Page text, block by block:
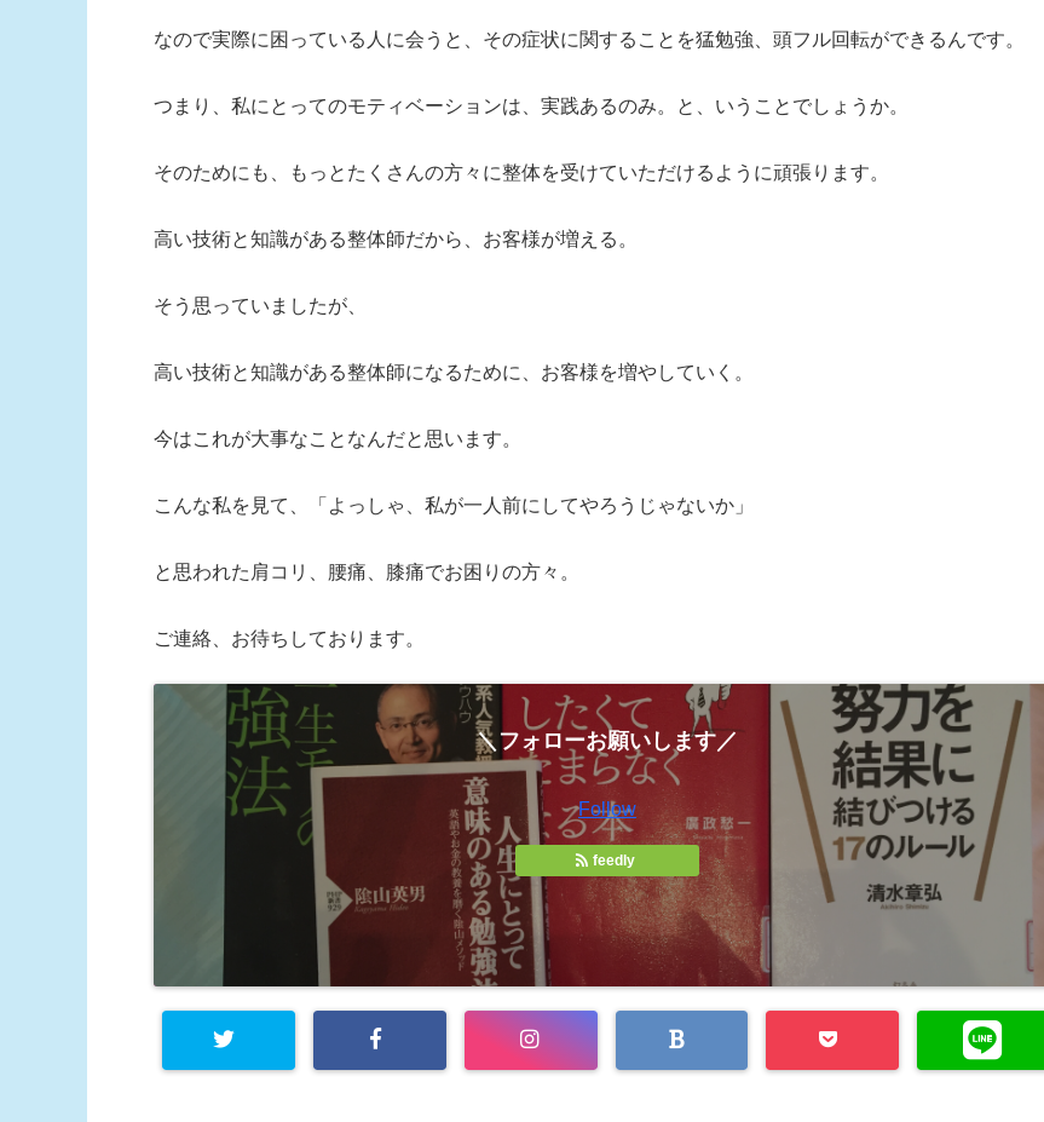
なので実際に困っている人に会うと、その症状に関することを猛勉強、頭フル回転ができるんです。
つまり、私にとってのモティベーションは、実践あるのみ。と、いうことでしょうか。
そのためにも、もっとたくさんの方々に整体を受けていただけるように頑張ります。
高い技術と知識がある整体師だから、お客様が増える。
そう思っていましたが、
高い技術と知識がある整体師になるために、お客様を増やしていく。
今はこれが大事なことなんだと思います。
こんな私を見て、「よっしゃ、私が一人前にしてやろうじゃないか」
と思われた肩コリ、腰痛、膝痛でお困りの方々。
ご連絡、お待ちしております。
＼フォローお願いします／
Follow
feedly